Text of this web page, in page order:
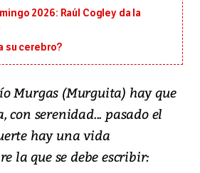
2026: Raúl Cogley da la
su cerebro?
Murgas (Murguita) hay que
con serenidad... pasado el
hay una vida
la que se debe escribir: